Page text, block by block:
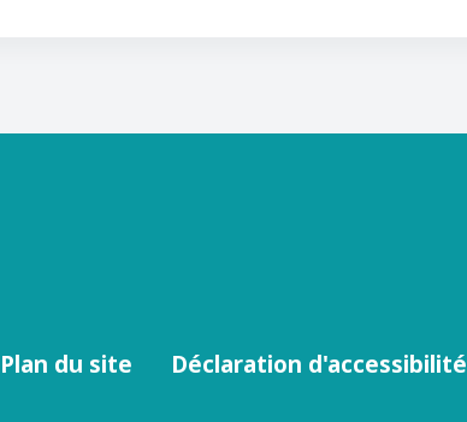
Plan du site Déclaration d'accessibilité